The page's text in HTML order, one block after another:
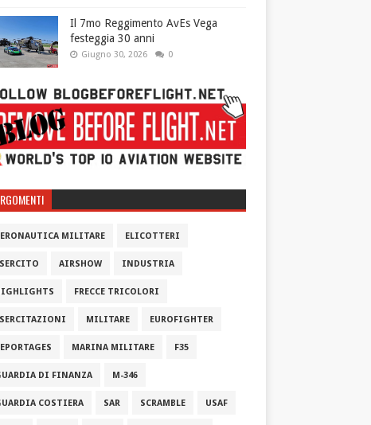
Il 7mo Reggimento AvEs Vega
festeggia 30 anni
Giugno 30, 2026 0
MILITARE ELICOTTERI
AIRSHOW INDUSTRIA
FRECCE TRICOLORI
MILITARE EUROFIGHTER
MARINA MILITARE F35
DI FINANZA M-346
COSTIERA SAR SCRAMBLE USAF